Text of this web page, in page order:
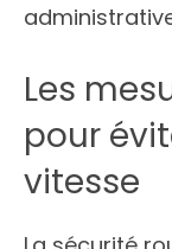
Les
pour
vitesse